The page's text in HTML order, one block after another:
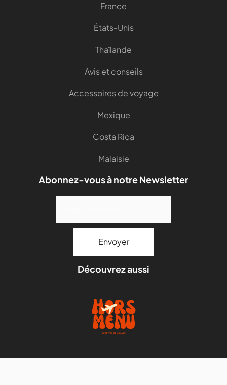
France
États-Unis
Thaïlande
Avis et conseils
Accessoires de voyage
Mexique
Costa Rica
Malaisie
Abonnez-vous à notre Newsletter
Découvrez aussi